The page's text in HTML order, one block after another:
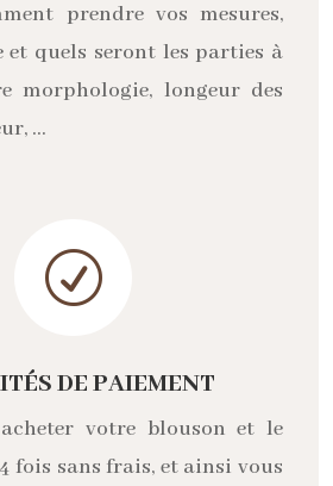
prendre vos mesures,
quels seront les parties à
morphologie, longeur des
…
R
DE PAIEMENT
votre blouson et le
fois sans frais, et ainsi vous